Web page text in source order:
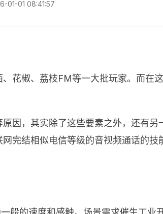
01-01 08:41:57
花椒、荔枝FM等一大批玩家。而在
因，其实除了这些要素之外，还有
完结相似电信等级的音视频通话的